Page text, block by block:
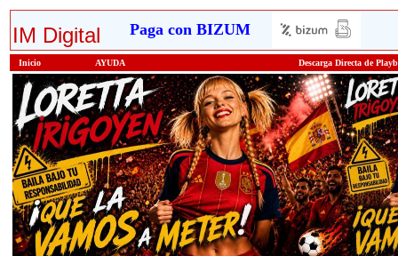
IM Digital Paga con BIZUM
Inicio AYUDA Descarga Directa de